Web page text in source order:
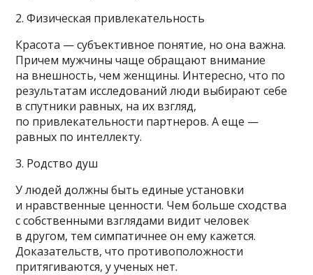
2. Физическая привлекательность
Красота — субъективное понятие, но она важна.
Причем мужчины чаще обращают внимание
на внешность, чем женщины. Интересно, что по
результатам исследований люди выбирают себе
в спутники равных, на их взгляд,
по привлекательности партнеров. А еще —
равных по интеллекту.
3. Родство душ
У людей должны быть единые установки
и нравственные ценности. Чем больше сходства
с собственными взглядами видит человек
в другом, тем симпатичнее он ему кажется.
Доказательств, что противоположности
притягиваются, у ученых нет.